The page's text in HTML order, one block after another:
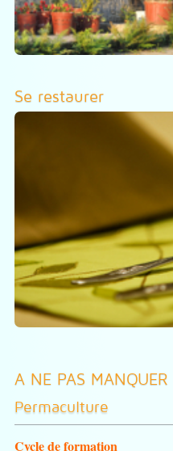
Se restaurer
A NE PAS MANQUER
Permaculture
Cycle de formation